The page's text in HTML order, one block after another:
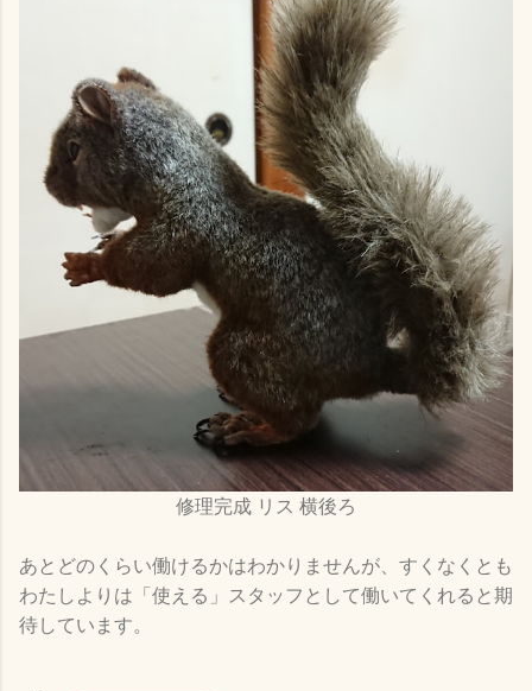
修理完成 リス 横後ろ
あとどのくらい働けるかはわかりませんが、すくなくとも
わたしよりは「使える」スタッフとして働いてくれると期
待しています。